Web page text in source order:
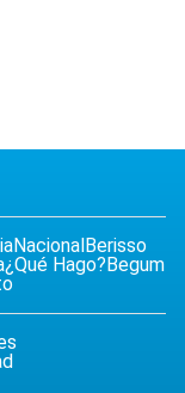
Nacional Berisso
¿Qué Hago? Begum